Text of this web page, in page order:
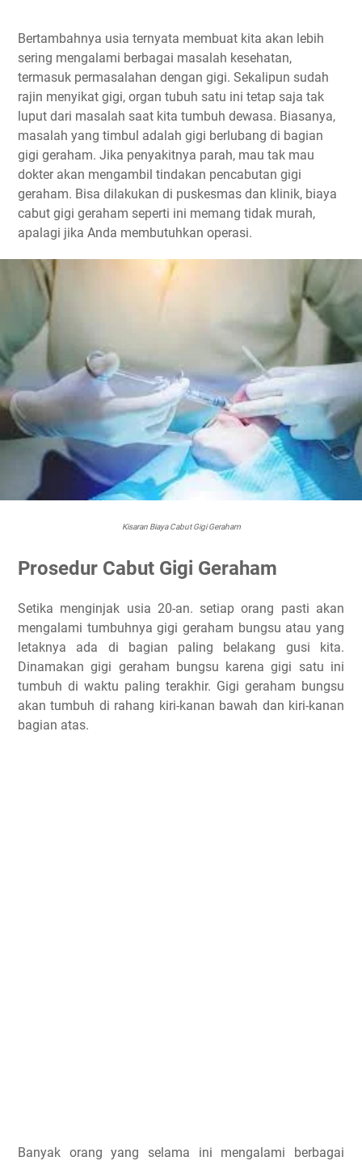
Bertambahnya usia ternyata membuat kita akan lebih
sering mengalami berbagai masalah kesehatan,
termasuk permasalahan dengan gigi. Sekalipun sudah
rajin menyikat gigi, organ tubuh satu ini tetap saja tak
luput dari masalah saat kita tumbuh dewasa. Biasanya,
masalah yang timbul adalah gigi berlubang di bagian
gigi geraham. Jika penyakitnya parah, mau tak mau
dokter akan mengambil tindakan pencabutan gigi
geraham. Bisa dilakukan di puskesmas dan klinik, biaya
cabut gigi geraham seperti ini memang tidak murah,
apalagi jika Anda membutuhkan operasi.
Kisaran Biaya Cabut Gigi Geraham
Prosedur Cabut Gigi Geraham
Setika menginjak usia 20-an. setiap orang pasti akan
mengalami tumbuhnya gigi geraham bungsu atau yang
letaknya ada di bagian paling belakang gusi kita.
Dinamakan gigi geraham bungsu karena gigi satu ini
tumbuh di waktu paling terakhir. Gigi geraham bungsu
akan tumbuh di rahang kiri-kanan bawah dan kiri-kanan
bagian atas.
Banyak orang yang selama ini mengalami berbagai